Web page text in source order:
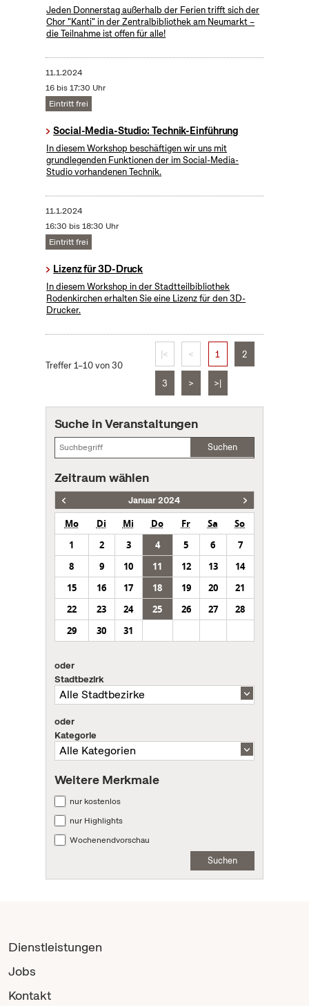
Jeden Donnerstag außerhalb der Ferien trifft sich der
Chor "Kanti" in der Zentralbibliothek am Neumarkt –
die Teilnahme ist offen für alle!
11.1.2024
16 bis 17:30 Uhr
Eintritt frei
Social-Media-Studio: Technik-Einführung
In diesem Workshop beschäftigen wir uns mit
grundlegenden Funktionen der im Social-Media-
Studio vorhandenen Technik.
11.1.2024
16:30 bis 18:30 Uhr
Eintritt frei
Lizenz für 3D-Druck
In diesem Workshop in der Stadtteilbibliothek
Rodenkirchen erhalten Sie eine Lizenz für den 3D-
Drucker.
Treffer 1–10 von 30
|< < 1 2
3 > >|
Suche in Veranstaltungen
Suchen
Zeitraum wählen
Januar 2024
Mo Di Mi Do Fr Sa
So
1
2 3 4 5 6
7
8
9 10 11 12 13
14
15
16 17 18 19 20
21
22
23 24 25 26 27
28
29
30 31
oder
Stadtbezirk
oder
Kategorie
Weitere Merkmale
nur kostenlos
nur Highlights
Wochenendvorschau
Suchen
Dienstleistungen
Jobs
Kontakt